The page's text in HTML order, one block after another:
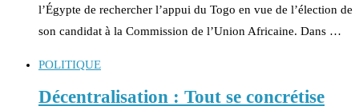
l’Égypte de rechercher l’appui du Togo en vue de l’élection de
son candidat à la Commission de l’Union Africaine. Dans …
POLITIQUE
Décentralisation : Tout se concrétise